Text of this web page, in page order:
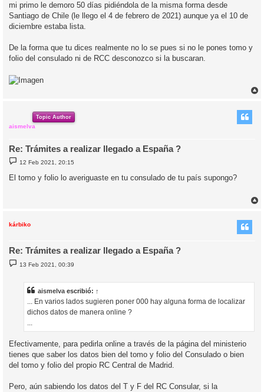
e
mi primo le demoro 50 días pidiéndola de la misma forma desde
Santiago de Chile (le llego el 4 de febrero de 2021) aunque ya el 10 de
diciembre estaba lista.
De la forma que tu dices realmente no lo se pues si no le pones tomo y
folio del consulado ni de RCC desconozco si la buscaran.
Topic Author
aismelva
Re: Trámites a realizar llegado a España ?
M
e
n
s
12 Feb 2021, 20:15
El tomo y folio lo averiguaste en tu consulado de tu país supongo?
kárbiko
Re: Trámites a realizar llegado a España ?
M
e
13 Feb 2021, 00:39
aismelva escribió: ↑
... En varios lados sugieren poner 000 hay alguna forma de localizar
dichos datos de manera online ?
...
Efectivamente, para pedirla online a través de la página del ministerio
tienes que saber los datos bien del tomo y folio del Consulado o bien
del tomo y folio del propio RC Central de Madrid.
Pero, aún sabiendo los datos del T y F del RC Consular, si la